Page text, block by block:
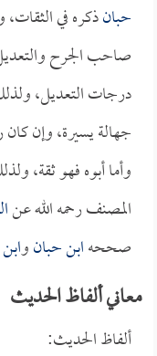
حبانذكره في
صاحب الجرح
درجات التعديل،
جهالة يسيرة، وإن
وأما أبوه فهو ثقة،
المصنف رحمه الله عن
صححهابن حبانو
معاني ألفاظ الحديث
ألفاظ الحديث: